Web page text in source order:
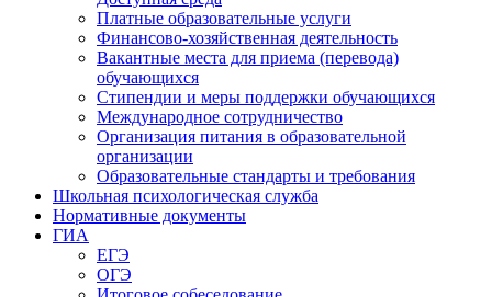
Платные образовательные услуги
Финансово-хозяйственная деятельность
Вакантные места для приема (перевода)
обучающихся
Стипендии и меры поддержки обучающихся
Международное сотрудничество
Организация питания в образовательной
организации
Образовательные стандарты и требования
Школьная психологическая служба
Нормативные документы
ГИА
ЕГЭ
ОГЭ